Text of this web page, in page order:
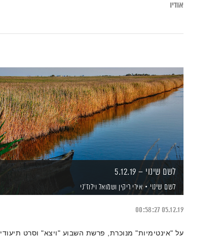
אודיו
לשם שינוי – 5.12.19
לשם שינוי אירי ריקין ושמואל וילוז'ני
05.12.19
00:58:27
על "אינטימיות" מנוכרת, פרשת השבוע "ויצא" וסרט תיעודי